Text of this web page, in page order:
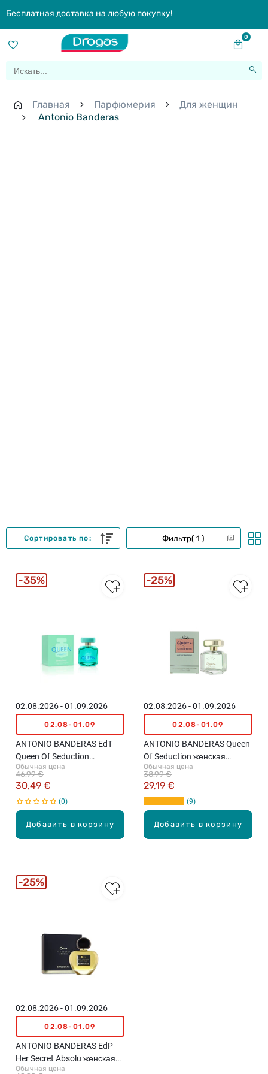
Бесплатная доставка на любую покупку!
0
Главная Парфюмерия
Для женщин
Antonio Banderas
Фильтр 1
Сортировать по:
Добавить в корзину
02.08.2026 - 01.09.2026
02.08-01.09
ANTONIO BANDERAS EdT
Queen Of Seduction
Summerland туалетная
вода для женщин, 80мл
Обычная цена
30,49 €
46,99 €
0
35%
Добавить в корзину
02.08.2026 - 01.09.2026
02.08-01.09
ANTONIO BANDERAS Queen
Of Seduction женская
туалетная вода, 50мл
Обычная цена
29,19 €
38,99 €
9
25%
02.08.2026 - 01.09.2026
02.08-01.09
ANTONIO BANDERAS EdP
Her Secret Absolu женская
парфюмированная вода,
Обычная цена
25%